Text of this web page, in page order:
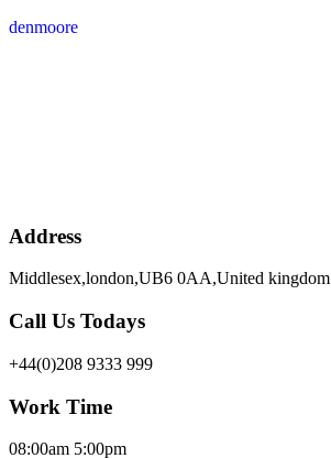
denmoore
Address
Middlesex,london,UB6 0AA,United kingdom
Call Us Todays
+44(0)208 9333 999
Work Time
08:00am 5:00pm